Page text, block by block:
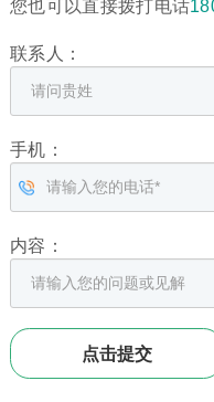
您也可以直接拨打电话
联系人：
手机：
内容：